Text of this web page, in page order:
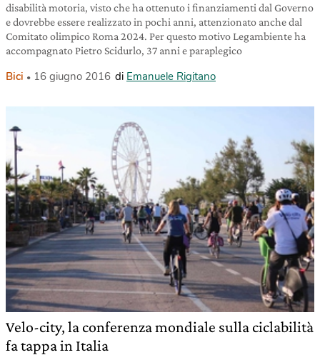
disabilità motoria, visto che ha ottenuto i finanziamenti dal Governo
e dovrebbe essere realizzato in pochi anni, attenzionato anche dal
Comitato olimpico Roma 2024. Per questo motivo Legambiente ha
accompagnato Pietro Scidurlo, 37 anni e paraplegico
Bici 16 giugno 2016 di Emanuele Rigitano
Velo-city, la conferenza mondiale sulla ciclabilità
fa tappa in Italia